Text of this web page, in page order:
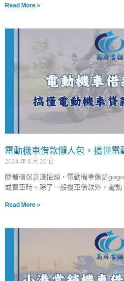
Read More »
電動機車借款懶人包，搞懂電
2024 年 8 月 20 日
隨著環保意識抬頭，電動機車像是
或買車時，除了一般機車借款外，電動
Read More »